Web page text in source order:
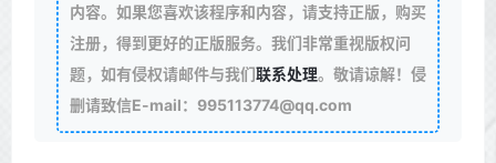
内容。如果您喜欢该程序和内容，请支持正版，购买
注册，得到更好的正版服务。我们非常重视版权问
题，如有侵权请邮件与我们联系处理。敬请谅解！侵
删请致信E-mail：995113774@qq.com